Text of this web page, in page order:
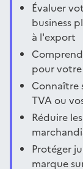
Évaluer
business
à l'export
pour
Connaître
TVA ou
Réduire
Protéger
marque